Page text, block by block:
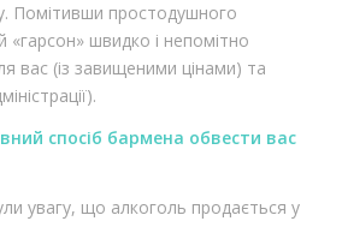
Помітивши простодушного
«гарсон» швидко і непомітно
вас (із завищеними цінами) та
спосіб бармена обвести вас
увагу, що алкоголь продається у